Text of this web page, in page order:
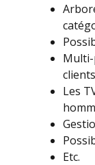
Les
Etc.